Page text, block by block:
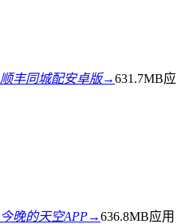
顺丰同城配安卓版→631.7MB应
今晚的天空APP→636.8MB应用